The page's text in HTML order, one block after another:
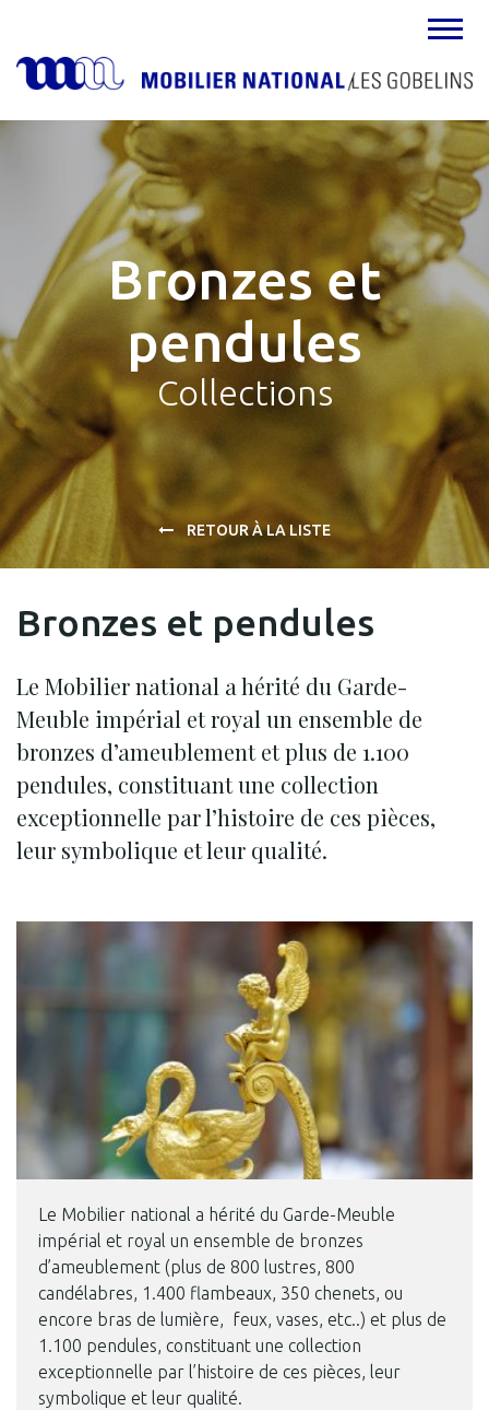
MENU
Bronzes et
pendules
Collections
RETOUR À LA LISTE
Bronzes et pendules
Le Mobilier national a hérité du Garde-
Meuble impérial et royal un ensemble de
bronzes d’ameublement et plus de 1.100
pendules, constituant une collection
exceptionnelle par l’histoire de ces pièces,
leur symbolique et leur qualité.
Le Mobilier national a hérité du Garde-Meuble
impérial et royal un ensemble de bronzes
d’ameublement (plus de 800 lustres, 800
candélabres, 1.400 flambeaux, 350 chenets, ou
encore bras de lumière, feux, vases, etc..) et plus de
1.100 pendules, constituant une collection
exceptionnelle par l’histoire de ces pièces, leur
symbolique et leur qualité.